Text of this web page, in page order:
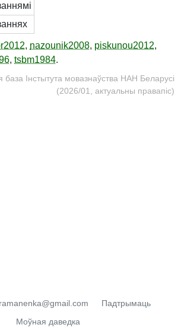
, nazounik2008, piskunou2012,
, tsbm1984.
база Інстытута мовазнаўства НАН Беларусі
(2026/01, актуальны правапіс)
Падтрымаць
Моўная даведка